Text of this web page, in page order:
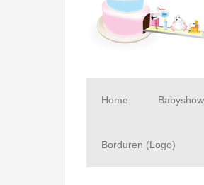
Home
Borduren (Logo)